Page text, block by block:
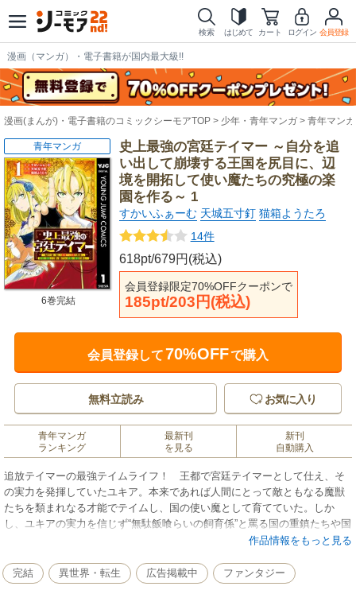
検索 はじめて カート ログイン 会員登録
漫画（マンガ）・電子書籍が国内最大級!!
漫画(まんが)・電子書籍のコミックシーモアTOP 少年・青年マンガ 青年マンガ
史上最強の宮廷テイマー ～自分を追
い出して崩壊する王国を尻目に、辺
境を開拓して使い魔たちの究極の楽
園を作る～ 1
すかいふぁーむ 天城五寸釘 猫箱ようたろ
14件
618pt/679円(税込)
会員登録限定70%OFFクーポンで
185pt/203円(税込)
青年マンガ
6巻完結
会員登録して70%OFFで購入
無料立読み お気に入り
青年マンガ
ランキング
最新刊
を見る
新刊
自動購入
追放テイマーの最強テイムライフ！ 王都で宮廷テイマーとして仕え、そ
の実力を発揮していたユキア。本来であれば人間にとって敵ともなる魔獣
たちを類まれなる才能でテイムし、国の使い魔として育てていた。しか
し、ユキアの実力を信じず“無駄飯喰らいの飼育係”と罵る国の重鎮たちや国
王の手によって、ユキアは国外追放を言い渡されてしまう。さらに暗殺の
旅に出ることを決心をする――!? 最強テイマーが魔獣や種族たちと共に
紡ぐ楽園物語、いよいよ開幕!!
作品情報をもっと見る
完結 異世界・転生 広告掲載中 ファンタジー